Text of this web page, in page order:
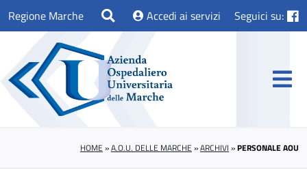
Regione Marche Accedi ai servizi Seguici su:
HOME »A.O.U. DELLE MARCHE »ARCHIVI »PERSONALE AOU